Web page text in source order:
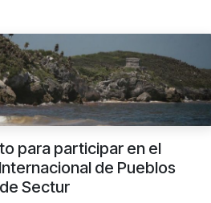
para participar en el
de Pueblos
Sectur